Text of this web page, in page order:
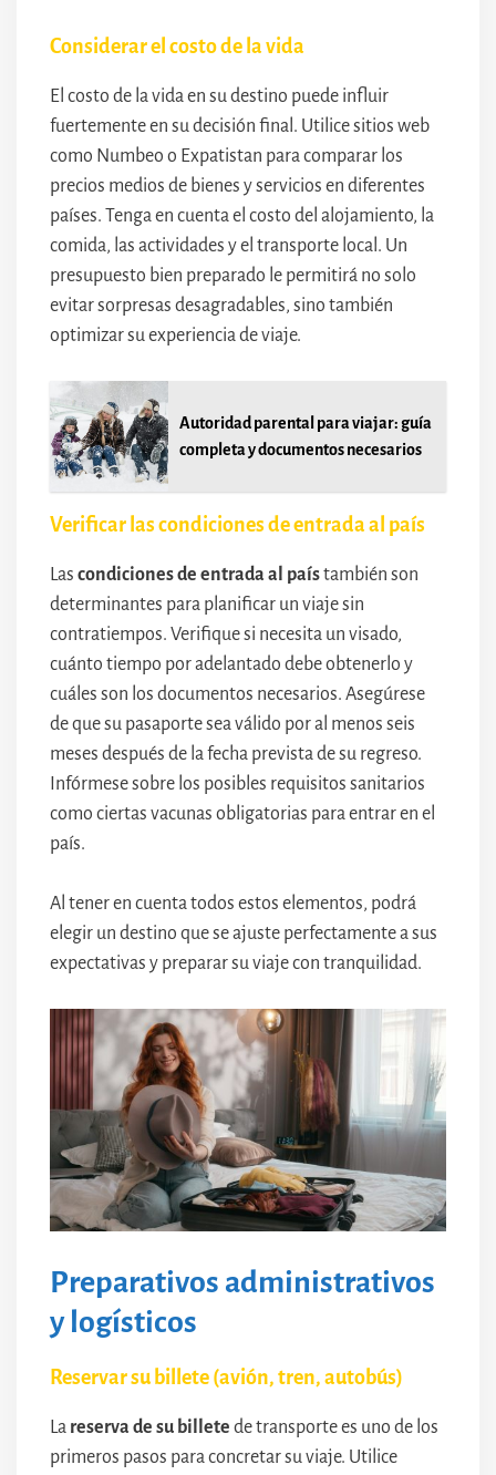
Considerar el costo de la vida
El costo de la vida en su destino puede influir
fuertemente en su decisión final. Utilice sitios web
como Numbeo o Expatistan para comparar los
precios medios de bienes y servicios en diferentes
países. Tenga en cuenta el costo del alojamiento, la
comida, las actividades y el transporte local. Un
presupuesto bien preparado le permitirá no solo
evitar sorpresas desagradables, sino también
optimizar su experiencia de viaje.
Autoridad parental para viajar: guía
completa y documentos necesarios
Verificar las condiciones de entrada al país
Las condiciones de entrada al paístambién son
determinantes para planificar un viaje sin
contratiempos. Verifique si necesita un visado,
cuánto tiempo por adelantado debe obtenerlo y
cuáles son los documentos necesarios. Asegúrese
de que su pasaporte sea válido por al menos seis
meses después de la fecha prevista de su regreso.
Infórmese sobre los posibles requisitos sanitarios
como ciertas vacunas obligatorias para entrar en el
país.
Al tener en cuenta todos estos elementos, podrá
elegir un destino que se ajuste perfectamente a sus
expectativas y preparar su viaje con tranquilidad.
Preparativos administrativos
y logísticos
Reservar su billete (avión, tren, autobús)
La reserva de su billete de transporte es uno de los
primeros pasos para concretar su viaje. Utilice